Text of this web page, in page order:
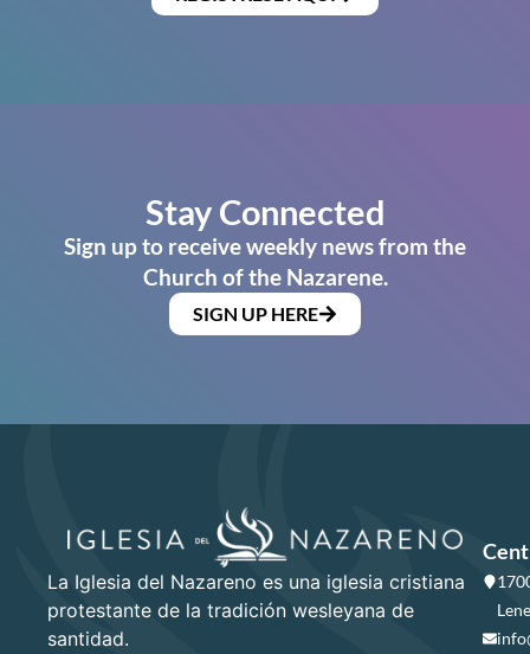
Stay Connected
Sign up to receive weekly news from the
Church of the Nazarene.
SIGN UP HERE
La Iglesia del Nazareno es una iglesia cristiana
protestante de la tradición wesleyana de
santidad.